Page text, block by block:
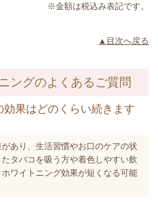
※金額は税込み表記です。
▲目次へ戻る
ングのよくあるご質問
効果はどのくらい続きます
あり、生活習慣やお口のケアの状
タバコを吸う方や着色しやすい飲
ワイトニング効果が短くなる可能